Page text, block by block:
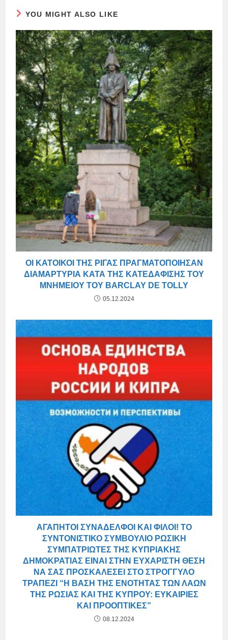
YOU MIGHT ALSO LIKE
ΟΙ ΚΆΤΟΙΚΟΙ ΤΗΣ ΡΊΓΑΣ ΠΡΑΓΜΑΤΟΠΟΊΗΣΑΝ
ΔΙΑΜΑΡΤΥΡΊΑ ΚΑΤΆ ΤΗΣ ΚΑΤΕΔΆΦΙΣΗΣ ΤΟΥ
ΜΝΗΜΕΊΟΥ ΤΟΥ BARCLAY DE TOLLY
05.12.2024
ΑΓΑΠΗΤΟΊ ΣΥΝΆΔΕΛΦΟΙ ΚΑΙ ΦΊΛΟΙ! ΤΟ
ΣΥΝΤΟΝΙΣΤΙΚΌ ΣΥΜΒΟΎΛΙΟ ΡΩΣΙΚΉ
ΣΥΜΠΑΤΡΙΏΤΕΣ ΤΗΣ ΚΥΠΡΙΑΚΉΣ
ΔΗΜΟΚΡΑΤΊΑΣ ΕΊΝΑΙ ΣΤΗΝ ΕΥΧΆΡΙΣΤΗ ΘΈΣΗ
ΝΑ ΣΑΣ ΠΡΟΣΚΑΛΈΣΕΙ ΣΤΟ ΣΤΡΟΓΓΥΛΌ
ΤΡΑΠΈΖΙ “Η ΒΆΣΗ ΤΗΣ ΕΝΌΤΗΤΑΣ ΤΩΝ ΛΑΏΝ
ΤΗΣ ΡΩΣΊΑΣ ΚΑΙ ΤΗΣ ΚΎΠΡΟΥ: ΕΥΚΑΙΡΊΕΣ
ΚΑΙ ΠΡΟΟΠΤΙΚΈΣ”
08.12.2024